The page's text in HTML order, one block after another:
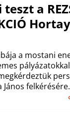
a
a mostani
felkérésére.